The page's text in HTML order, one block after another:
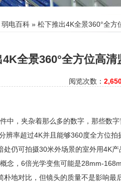
弱电百科 » 松下推出4K全景360°全方
全景360°全方位高清
阅览次数：
中，夹杂着那么多的数字，那些数
辨率超过4K并且能够360度全方位
仍可拍摄30米外场景的室外用4K产
念，6倍光学变焦可能是28mm-
地对比，但镜头的质量不是影响最